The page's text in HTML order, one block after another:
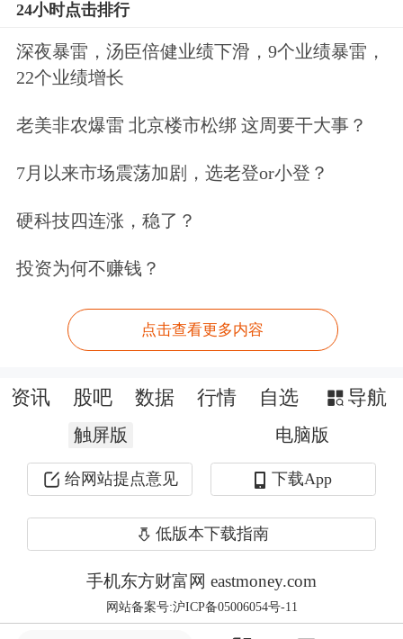
统一后有强大祖国做后盾，台湾同胞民
生福祉会更好、发展空间会更大，更加
安全、更有尊严，在国际上腰杆会更
硬、底气会更足；台湾将永保太平，民
众将安居乐业，台湾同胞将同大陆同胞
耀，迎来繁荣稳定的光明未来。
的核心，事关14亿多中国人民的民族感
独”分裂势力胆敢突破红线，我们必将
断然出手迎头痛击，我们将继续在坚持
一个中国原则的基础上，同台湾政党团
问题广泛交换意见，开展深入协商，共
同推动两岸关系和平发展，推进祖国统
一大业。
24小时点击排行
深夜暴雷，汤臣倍健业绩下滑，9个业绩暴雷，
22个业绩增长
老美非农爆雷 北京楼市松绑 这周要干大事？
7月以来市场震荡加剧，选老登or小登？
硬科技四连涨，稳了？
投资为何不赚钱？
点击查看更多内容
资讯 股吧 数据 行情 自选 导航
触屏版 电脑版
给网站提点意见 下载App
低版本下载指南
手机东方财富网 eastmoney.com
网站备案号:沪ICP备05006054号-11